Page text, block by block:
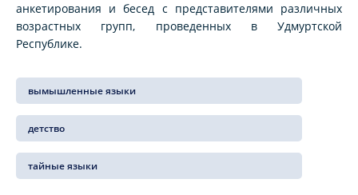
анкетирования и бесед с представителями различных
возрастных групп, проведенных в Удмуртской
Республике.
вымышленные языки
детство
тайные языки